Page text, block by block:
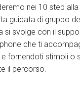
nei 10 step
guidata di gruppo
si svolge con il
che ti
fornendoti stimoli o
il percorso.